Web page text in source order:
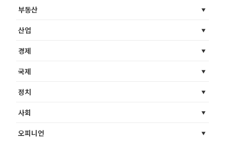
부동산
산업
경제
국제
정치
사회
오피니언